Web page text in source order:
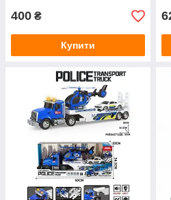
400 ₴
Купити